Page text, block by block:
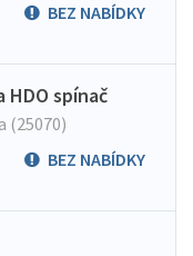
BEZ NABÍDKY
HDO spínač
(25070)
BEZ NABÍDKY